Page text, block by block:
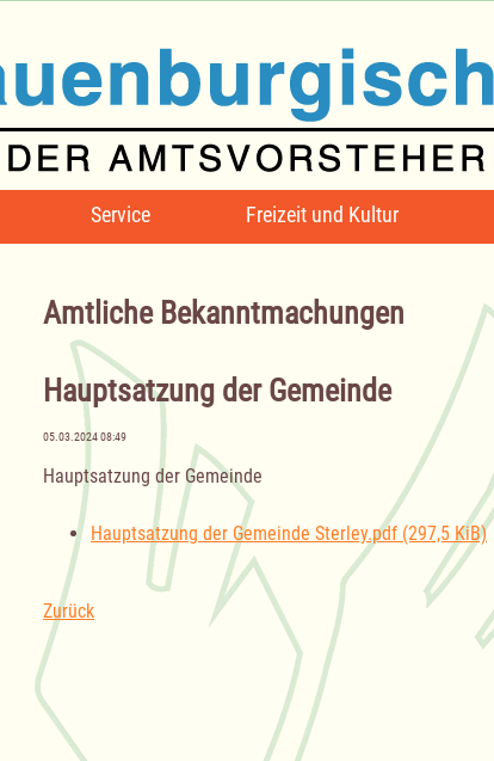
Service Freizeit und Kultur
Amtliche Bekanntmachungen
Hauptsatzung der Gemeinde
05.03.2024 08:49
Hauptsatzung der Gemeinde
Hauptsatzung der Gemeinde Sterley.pdf (297,5 KiB)
Zurück